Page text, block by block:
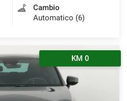
Cambio
Automatico (6)
KM 0